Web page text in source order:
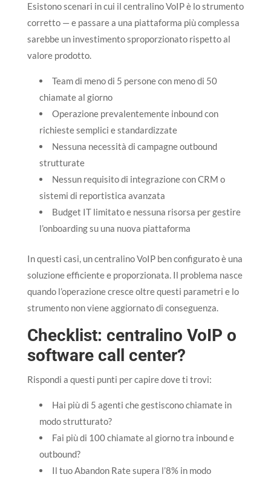
Esistono scenari in cui il centralino VoIP è lo strumento
corretto — e passare a una piattaforma più complessa
sarebbe un investimento sproporzionato rispetto al
valore prodotto.
Team di meno di 5 persone con meno di 50
chiamate al giorno
Operazione prevalentemente inbound con
richieste semplici e standardizzate
Nessuna necessità di campagne outbound
strutturate
Nessun requisito di integrazione con CRM o
sistemi di reportistica avanzata
Budget IT limitato e nessuna risorsa per gestire
l’onboarding su una nuova piattaforma
In questi casi, un centralino VoIP ben configurato è una
soluzione efficiente e proporzionata. Il problema nasce
quando l’operazione cresce oltre questi parametri e lo
strumento non viene aggiornato di conseguenza.
Checklist: centralino VoIP o
software call center?
Rispondi a questi punti per capire dove ti trovi:
Hai più di 5 agenti che gestiscono chiamate in
modo strutturato?
Fai più di 100 chiamate al giorno tra inbound e
outbound?
Il tuo Abandon Rate supera l’8% in modo